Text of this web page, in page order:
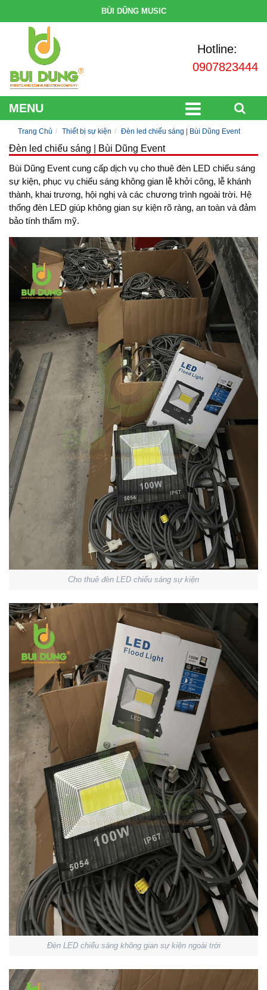
BÙI DŨNG MUSIC
Hotline:
0907823444
MENU
Trang Chủ Thiết bị sự kiện Đèn led chiếu sáng | Bùi Dũng Event
Đèn led chiếu sáng | Bùi Dũng Event
Bùi Dũng Event cung cấp dịch vụ cho thuê đèn LED chiếu sáng
sự kiện, phục vụ chiếu sáng không gian lễ khởi công, lễ khánh
thành, khai trương, hội nghị và các chương trình ngoài trời. Hệ
thống đèn LED giúp không gian sự kiện rõ ràng, an toàn và đảm
bảo tính thẩm mỹ.
Cho thuê đèn LED chiếu sáng sự kiện
Đèn LED chiếu sáng không gian sự kiện ngoài trời